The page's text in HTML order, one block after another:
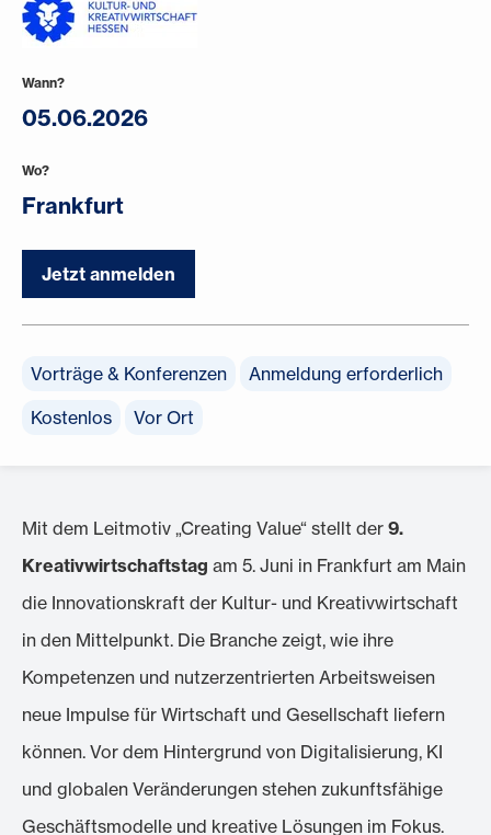
Wann?
05.06.2026
Wo?
Frankfurt
Jetzt anmelden
Vorträge & Konferenzen
Anmeldung erforderlich
Kostenlos
Vor Ort
Mit dem Leitmotiv „Creating Value“ stellt der 9.
Kreativwirtschaftstag am 5. Juni in Frankfurt am Main
die Innovationskraft der Kultur- und Kreativwirtschaft
in den Mittelpunkt. Die Branche zeigt, wie ihre
Kompetenzen und nutzerzentrierten Arbeitsweisen
neue Impulse für Wirtschaft und Gesellschaft liefern
können. Vor dem Hintergrund von Digitalisierung, KI
und globalen Veränderungen stehen zukunftsfähige
Geschäftsmodelle und kreative Lösungen im Fokus.